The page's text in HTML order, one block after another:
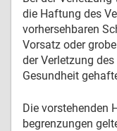
die Haftung des
vorhersehbaren
Vorsatz oder
der Verletzung
Gesundheit
Die vorstehenden
begrenzungen